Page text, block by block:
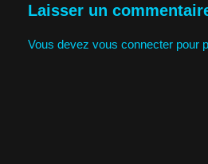
Laisser un
Vous devez vous connecter pour